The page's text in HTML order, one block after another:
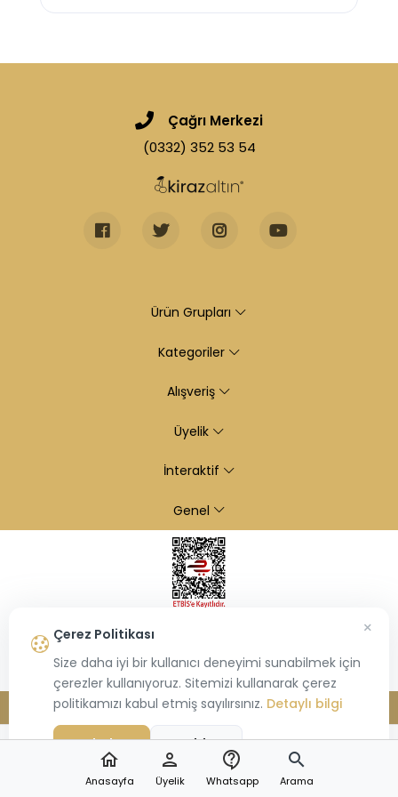
Çağrı Merkezi
(0332) 352 53 54
Ürün Grupları
Kategoriler
Alışveriş
Üyelik
İnteraktif
Genel
© 2026 Kiraz Altın- Tüm hakları saklıdır.
Bu site,Hiosis®tarafından geliştirilmişE-Ticaretpaketleri ile oluşturulmuştur.
home
Anasayfa
person
Üyelik
contact_support
Whatsapp
search
Arama
Çerez Politikası
Size daha iyi bir kullanıcı deneyimi sunabilmek için
çerezler kullanıyoruz. Sitemizi kullanarak çerez
politikamızı kabul etmiş sayılırsınız. Detaylı bilgi
Kabul Et Reddet
×